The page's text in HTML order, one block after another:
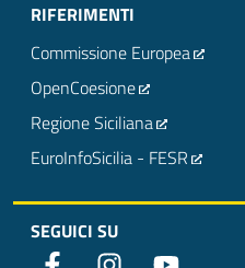
RIFERIMENTI
Commissione Europea
OpenCoesione
Regione Siciliana
EuroInfoSicilia - FESR
SEGUICI SU